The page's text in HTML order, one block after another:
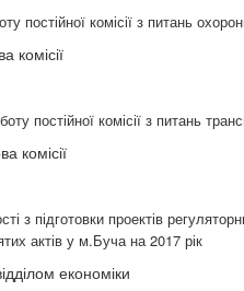
постійної комісії з питань
комісії
постійної комісії з питань
комісії
з підготовки проектів
актів у м.Буча на 2017 рік
економіки